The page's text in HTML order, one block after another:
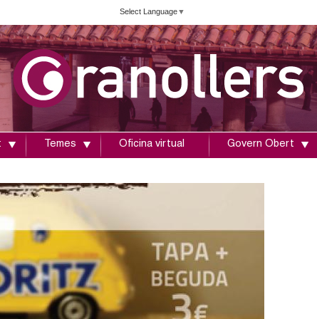
Vés
al
contingut
Select Language▼
Temes Oficina virtual Govern Obert